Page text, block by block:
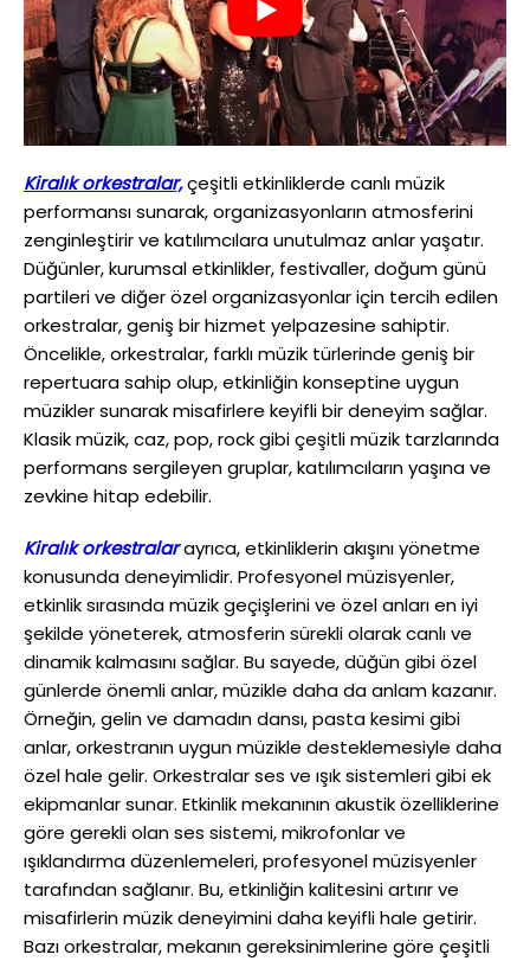
Kiralık orkestralar,çeşitli etkinliklerde canlı müzik
performansı sunarak, organizasyonların atmosferini
zenginleştirir ve katılımcılara unutulmaz anlar yaşatır.
Düğünler, kurumsal etkinlikler, festivaller, doğum günü
partileri ve diğer özel organizasyonlar için tercih edilen
orkestralar, geniş bir hizmet yelpazesine sahiptir.
Öncelikle, orkestralar, farklı müzik türlerinde geniş bir
repertuara sahip olup, etkinliğin konseptine uygun
müzikler sunarak misafirlere keyifli bir deneyim sağlar.
Klasik müzik, caz, pop, rock gibi çeşitli müzik tarzlarında
performans sergileyen gruplar, katılımcıların yaşına ve
zevkine hitap edebilir.
Kiralık orkestralarayrıca, etkinliklerin akışını yönetme
konusunda deneyimlidir. Profesyonel müzisyenler,
etkinlik sırasında müzik geçişlerini ve özel anları en iyi
şekilde yöneterek, atmosferin sürekli olarak canlı ve
dinamik kalmasını sağlar. Bu sayede, düğün gibi özel
günlerde önemli anlar, müzikle daha da anlam kazanır.
Örneğin, gelin ve damadın dansı, pasta kesimi gibi
anlar, orkestranın uygun müzikle desteklemesiyle daha
özel hale gelir. Orkestralar ses ve ışık sistemleri gibi ek
ekipmanlar sunar. Etkinlik mekanının akustik özelliklerine
göre gerekli olan ses sistemi, mikrofonlar ve
ışıklandırma düzenlemeleri, profesyonel müzisyenler
tarafından sağlanır. Bu, etkinliğin kalitesini artırır ve
misafirlerin müzik deneyimini daha keyifli hale getirir.
Bazı orkestralar, mekanın gereksinimlerine göre çeşitli